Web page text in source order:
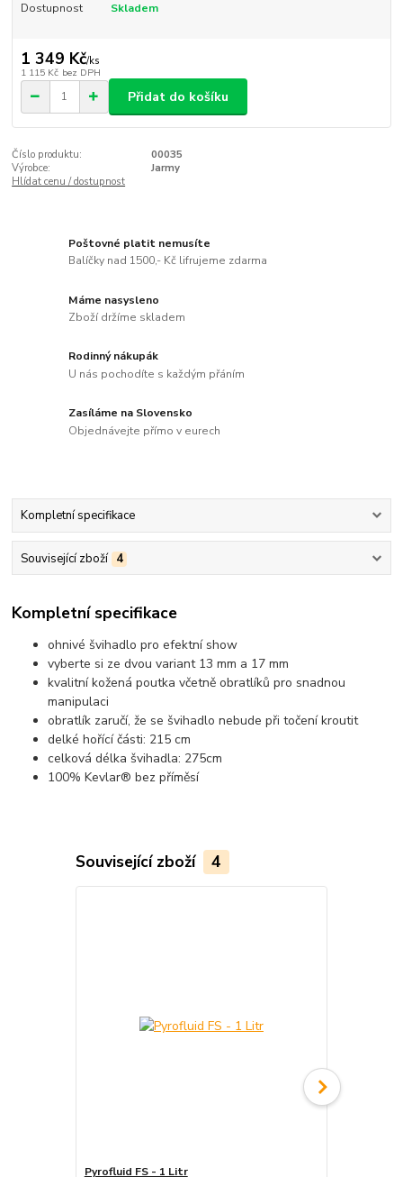
Dostupnost Skladem
1 349 Kč/ks
1 115 Kč bez DPH
Přidat do košíku
Číslo produktu:
00035
Výrobce:
Jarmy
Hlídat cenu / dostupnost
Poštovné platit nemusíte
Balíčky nad 1500,- Kč lifrujeme zdarma
Máme nasysleno
Zboží držíme skladem
Rodinný nákupák
U nás pochodíte s každým přáním
Zasíláme na Slovensko
Objednávejte přímo v eurech
Kompletní specifikace
Související zboží 4
Kompletní specifikace
ohnivé švihadlo pro efektní show
vyberte si ze dvou variant 13 mm a 17 mm
kvalitní kožená poutka včetně obratlíků pro snadnou
manipulaci
obratlík zaručí, že se švihadlo nebude při točení kroutit
delké hořící části: 215 cm
celková délka švihadla: 275cm
100% Kevlar® bez příměsí
Související zboží 4
Pyrofluid FS - 1 Litr